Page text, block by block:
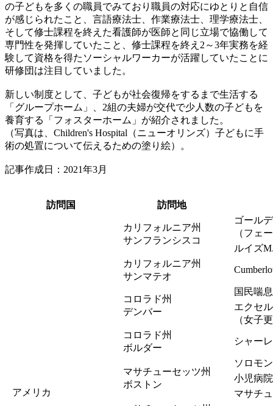
の子どもを多くの職員でみており職員の対応にゆとりと自信
が感じられたこと、言語療法士、作業療法士、理学療法士、
そして修士課程を終えた看護師が医師と同じ立場で協働して
専門性を発揮していたこと、修士課程を終え2～3年実務を経
験して資格を得たソーシャルワーカーが活躍していたことに
研修団は注目していました。
新しい制度として、子どもが社会復帰をするまで生活する
「グループホーム」、2組の夫婦が交代で少人数の子どもを
養育する「フォスターホーム」が紹介されました。
（写真は、Children's Hospital（ニューオリンズ）子どもに手
術の処置について伝えるための塗り絵）。
記事作成日：2021年3月
訪問国 訪問地
アメリカ
カリフォルニア州
サンフランシスコ
ゴール
（フェ
ルイズ
カリフォルニア州
サンマテオ
コロラド州
デンバー
国民喘
エクセ
（女子
コロラド州
ボルダー
シャー
マサチューセッツ州
ボストン
ソロモ
小児病
マサチ